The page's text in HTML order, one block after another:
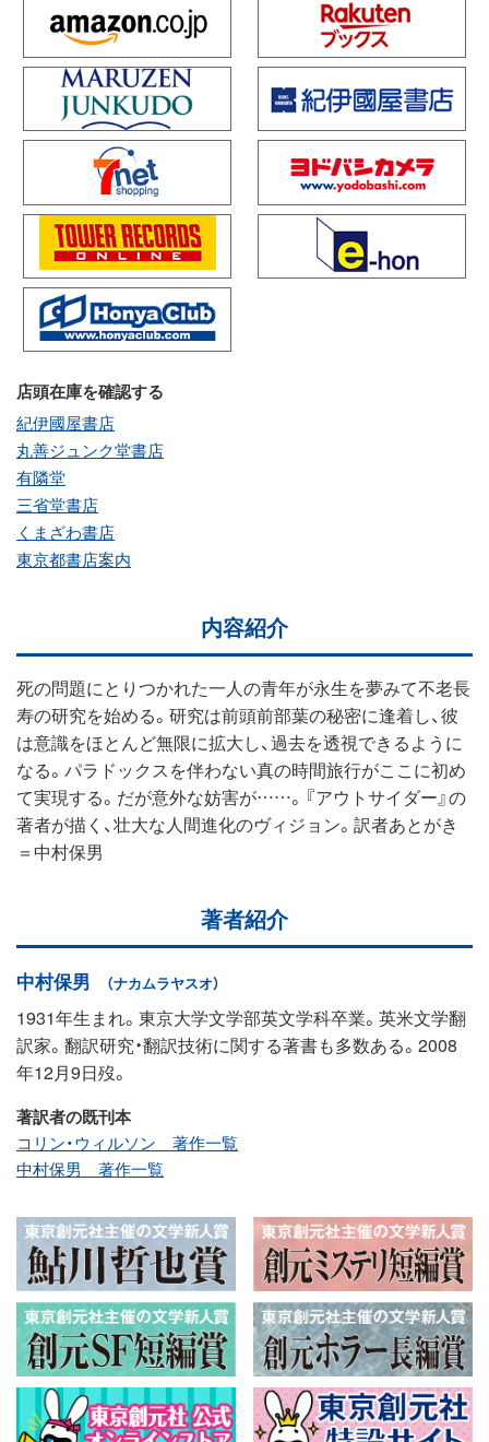
店頭在庫を確認する
紀伊國屋書店
丸善ジュンク堂書店
有隣堂
三省堂書店
くまざわ書店
東京都書店案内
内容紹介
死の問題にとりつかれた一人の青年が永生を夢みて不老長
寿の研究を始める。研究は前頭前部葉の秘密に逢着し、彼
は意識をほとんど無限に拡大し、過去を透視できるように
なる。パラドックスを伴わない真の時間旅行がここに初め
て実現する。だが意外な妨害が……。『アウトサイダー』の
著者が描く、壮大な人間進化のヴィジョン。訳者あとがき
＝中村保男
著者紹介
中村保男 （ナカムラヤスオ）
1931年生まれ。東京大学文学部英文学科卒業。英米文学翻
訳家。翻訳研究・翻訳技術に関する著書も多数ある。2008
年12月9日歿。
著訳者の既刊本
コリン・ウィルソン 著作一覧
中村保男 著作一覧